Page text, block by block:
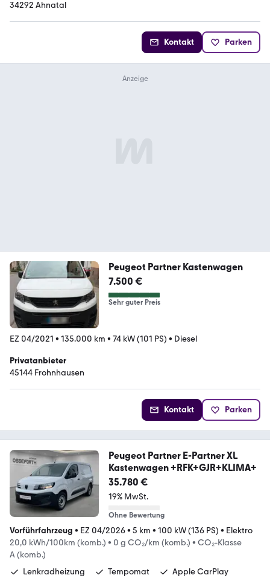
34292 Ahnatal
Kontakt Parken
Peugeot Partner Kastenwagen
7.500 €
Sehr guter Preis
EZ 04/2021 • 135.000 km • 74 kW (101 PS) • Diesel
Privatanbieter
45144 Frohnhausen
Kontakt Parken
Peugeot Partner E-Partner XL
Kastenwagen +RFK+GJR+KLIMA+
35.780 €
19% MwSt.
Ohne Bewertung
Vorführfahrzeug • EZ 04/2026• 5 km • 100 kW (136 PS) • Elektro
20,0 kWh/100km (komb.) • 0 g CO₂/km (komb.) • CO₂-Klasse
A (komb.)
Lenkradheizung
Tempomat Apple CarPlay